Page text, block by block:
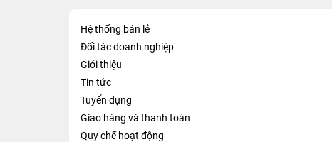
Hệ thống bán lẻ
Đối tác doanh nghiệp
Giới thiệu
Tin tức
Tuyển dụng
Giao hàng và thanh toán
Quy chế hoạt động